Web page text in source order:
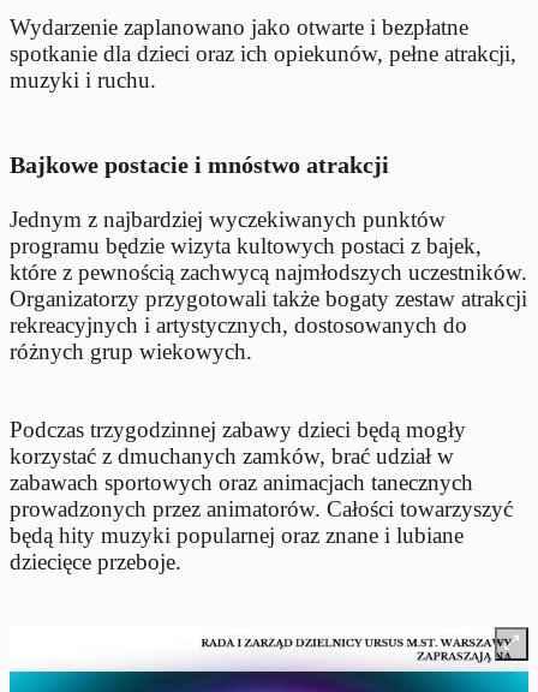
Wydarzenie zaplanowano jako otwarte i bezpłatne
spotkanie dla dzieci oraz ich opiekunów, pełne atrakcji,
muzyki i ruchu.
Bajkowe postacie i mnóstwo atrakcji
Jednym z najbardziej wyczekiwanych punktów
programu będzie wizyta kultowych postaci z bajek,
które z pewnością zachwycą najmłodszych uczestników.
Organizatorzy przygotowali także bogaty zestaw atrakcji
rekreacyjnych i artystycznych, dostosowanych do
różnych grup wiekowych.
Podczas trzygodzinnej zabawy dzieci będą mogły
korzystać z dmuchanych zamków, brać udział w
zabawach sportowych oraz animacjach tanecznych
prowadzonych przez animatorów. Całości towarzyszyć
będą hity muzyki popularnej oraz znane i lubiane
dziecięce przeboje.